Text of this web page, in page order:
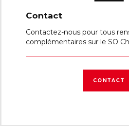
Contact
Contactez-nous pour tous
complémentaires sur le SO
CONTACT